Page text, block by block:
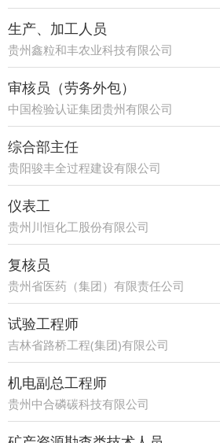
生产、加工人员
贵州鑫粒和丰农业科技有限公司
审核员（劳务外包）
中国检验认证集团贵州有限公司
综合部主任
贵阳骏丰全过程建设有限公司
仪表工
贵州川恒化工股份有限公司
复核员
贵州省医药（集团）有限责任公司
试验工程师
吉林省路桥工程(集团)有限公司
机电副总工程师
贵州中合磷碳科技有限公司